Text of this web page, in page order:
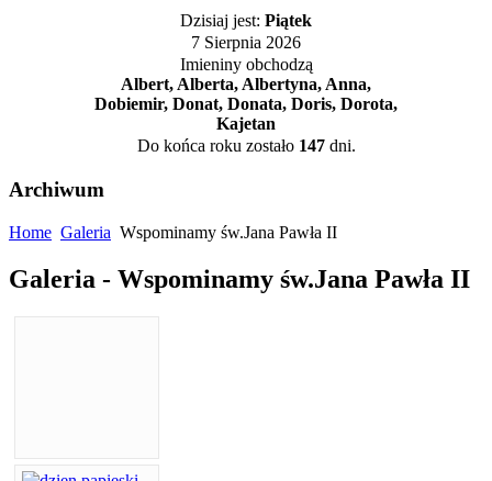
Dzisiaj jest: Piątek
7 Sierpnia 2026
Imieniny obchodzą
Albert, Alberta, Albertyna, Anna,
Dobiemir, Donat, Donata, Doris, Dorota,
Kajetan
Do końca roku zostało 147dni.
Archiwum
Home Galeria Wspominamy św.Jana Pawła II
Galeria - Wspominamy św.Jana Pawła II